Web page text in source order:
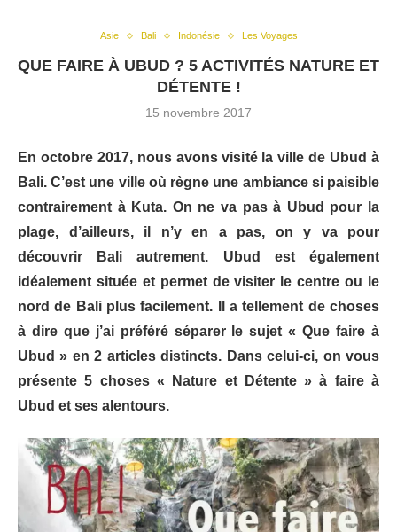
Asie Bali Indonésie Les Voyages
QUE FAIRE À UBUD ? 5 ACTIVITÉS NATURE ET
DÉTENTE !
15 novembre 2017
En octobre 2017, nous avons visité la ville de Ubud à
Bali. C’est une ville où règne une ambiance si paisible
contrairement à Kuta. On ne va pas à Ubud pour la
plage, d’ailleurs, il n’y en a pas, on y va pour
découvrir Bali autrement. Ubud est également
idéalement située et permet de visiter le centre ou le
nord de Bali plus facilement. Il a tellement de choses
à dire que j’ai préféré séparer le sujet « Que faire à
Ubud » en 2 articles distincts. Dans celui-ci, on vous
présente 5 choses « Nature et Détente » à faire à
Ubud et ses alentours.